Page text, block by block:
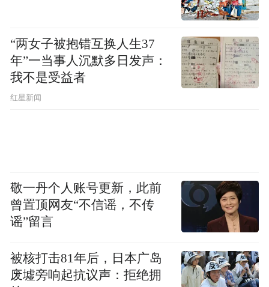
“两女子被抱错互换人生37
年”一当事人沉默多日发声：
我不是受益者
红星新闻
敬一丹个人账号更新，此前
曾置顶网友“不信谣，不传
谣”留言
被核打击81年后，日本广岛
废墟旁响起抗议声：拒绝拥